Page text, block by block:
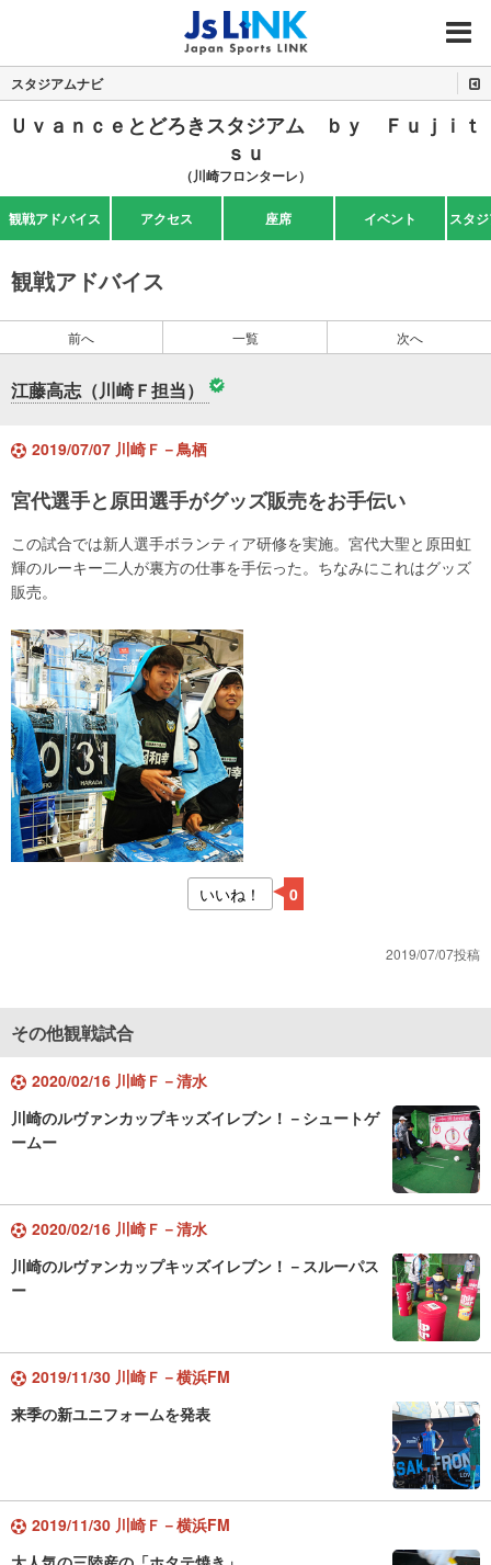
MENU
スタジアムナビ
Ｕｖａｎｃｅとどろきスタジアム ｂｙ Ｆｕｊｉｔ
ｓｕ
（川崎フロンターレ）
観戦アドバイス アクセス 座席 イベント スタ
観戦アドバイス
前へ 一覧 次へ
江藤高志（川崎Ｆ担当）
2019/07/07 川崎Ｆ－鳥栖
宮代選手と原田選手がグッズ販売をお手伝い
この試合では新人選手ボランティア研修を実施。宮代大聖と原田虹
輝のルーキー二人が裏方の仕事を手伝った。ちなみにこれはグッズ
販売。
いいね！ 0
2019/07/07投稿
その他観戦試合
2020/02/16 川崎Ｆ－清水
川崎のルヴァンカップキッズイレブン！－シュートゲ
ームー
2020/02/16 川崎Ｆ－清水
川崎のルヴァンカップキッズイレブン！－スルーパス
ー
2019/11/30 川崎Ｆ－横浜FM
来季の新ユニフォームを発表
2019/11/30 川崎Ｆ－横浜FM